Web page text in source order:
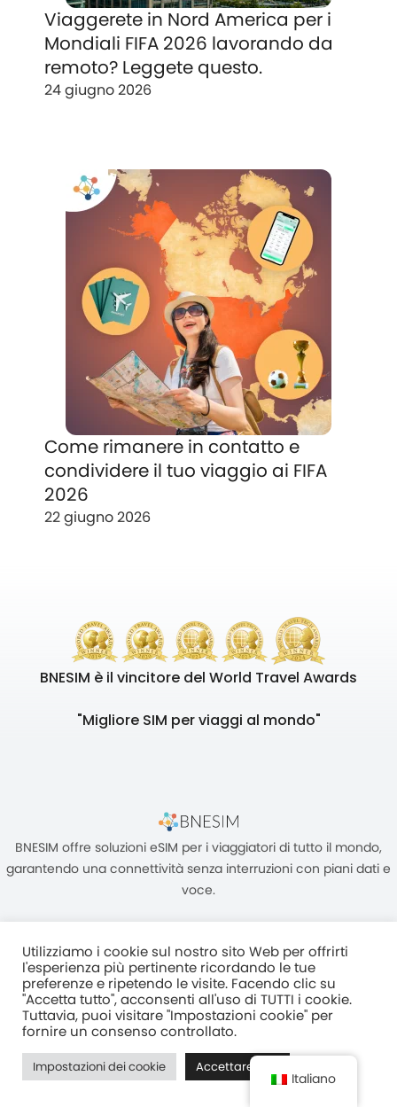
Viaggerete in Nord America per i
Mondiali FIFA 2026 lavorando da
remoto? Leggete questo.
24 giugno 2026
Come rimanere in contatto e
condividere il tuo viaggio ai FIFA
2026
22 giugno 2026
BNESIM è il vincitore del World Travel Awards
"Migliore SIM per viaggi al mondo"
BNESIM offre soluzioni eSIM per i viaggiatori di tutto il mondo,
garantendo una connettività senza interruzioni con piani dati e
voce.
Unità C, 8/F, King Palace Plaza, NO:55 King Yip Street, Kwun Tong,
Kowloon, HONG KONG
2017–2025 BNESIM LIMITED Tutti i diritti riservati
Normativa Sulla Privacy Termini e condizioni Fair Use Policy
Utilizziamo i cookie sul nostro sito Web per offrirti
l'esperienza più pertinente ricordando le tue
preferenze e ripetendo le visite. Facendo clic su
"Accetta tutto", acconsenti all'uso di TUTTI i cookie.
Tuttavia, puoi visitare "Impostazioni cookie" per
fornire un consenso controllato.
Impostazioni dei cookie Accettare tutti
Italiano